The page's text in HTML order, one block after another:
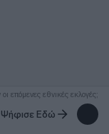
επόμενες εθνικές εκλογές;
Ψήφισε Εδώ